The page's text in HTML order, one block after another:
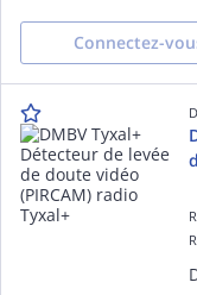
Connectez-